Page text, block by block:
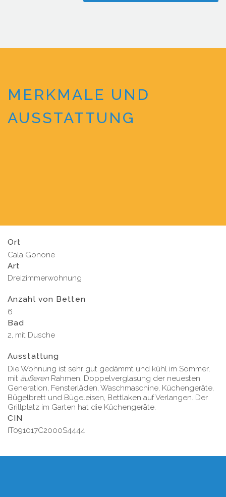
MERKMALE UND
AUSSTATTUNG
Ort
Cala Gonone
Art
Dreizimmerwohnung
Anzahl von Betten
6
Bad
2, mit Dusche
Ausstattung
Die Wohnung ist sehr gut gedämmt und kühl im Sommer,
mit äußeren Rahmen, Doppelverglasung der neuesten
Generation, Fensterläden, Waschmaschine, Küchengeräte,
Bügelbrett und Bügeleisen, Bettlaken auf Verlangen. Der
Grillplatz im Garten hat die Küchengeräte.
CIN
IT091017C2000S4444